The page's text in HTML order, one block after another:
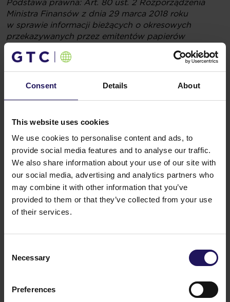
Consent Details About
This website uses cookies
We use cookies to personalise content and ads, to
provide social media features and to analyse our traffic.
We also share information about your use of our site with
our social media, advertising and analytics partners who
may combine it with other information that you’ve
provided to them or that they’ve collected from your use
of their services.
Selection
Necessary
Preferences
Podstawa prawna: Art. 80 ust. 2 Rozporządzenia
Ministra Finansów z dnia 29 marca 2018 roku
w sprawie informacji bieżących o okresowych
przekazywanych przez emitentów papierów
równorzędne informacji wymaganych przepisami
prawa państwa niebędącego państwem
członkowskim.
Powiązane artykuły
Sprzedaż Avenue Mall
Raport bieżący nr 17/2026: Sprzedaż